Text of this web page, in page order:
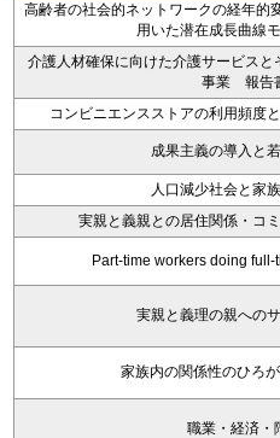
高齢者の社会的ネットワークの経年的
用いた潜在成長曲線
介護人材確保に向けた介護サービス
事業 報告
コンビニエンスストアの利用頻度
成果主義の導入と
人口減少社会と家
実親と義親との居住関係・コ
Part-time workers doing
実親と義理の親への
家族内の関係性のひろ
職業・経済・